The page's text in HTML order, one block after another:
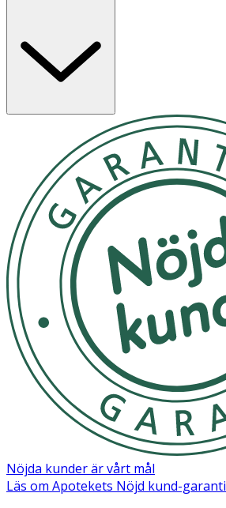
Nöjda kunder är vårt mål
Läs om Apotekets Nöjd kund-garanti